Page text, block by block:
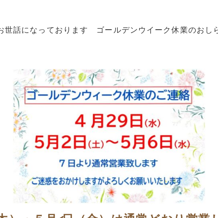
世話になっております ゴールデンウイーク休業のおし